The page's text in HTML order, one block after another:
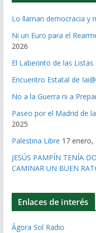
Lo llaman democracia y
Ni un Euro para el
2026
El Laberinto de las Listas
Encuentro Estatal de
No a la Guerra ni a
Paseo por el Madrid de
2025
Palestina Libre 17 enero,
JESÚS PAMPÍN TENÍA
CAMINAR UN BUEN
Enlaces de interés
Ágora Sol Radio